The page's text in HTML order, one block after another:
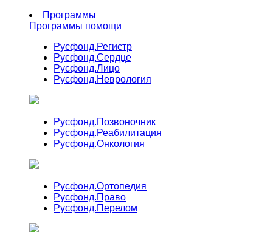
Программы
Программы помощи
Русфонд.Регистр
Русфонд.Сердце
Русфонд.Лицо
Русфонд.Неврология
Русфонд.Позвоночник
Русфонд.Реабилитация
Русфонд.Онкология
Русфонд.Ортопедия
Русфонд.Право
Русфонд.Перелом